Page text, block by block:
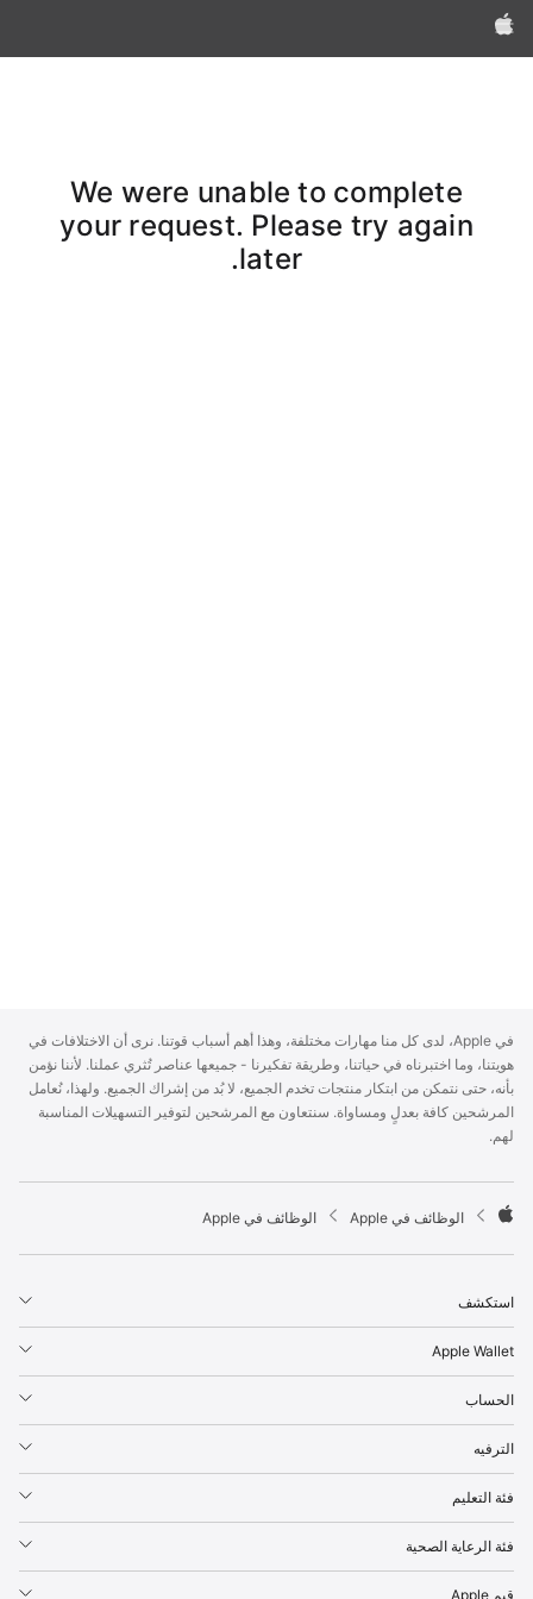
Apple‏
We were unable to complete
your request. Please try again
later.
p
p
l
e
F
o
t
r
في Apple، لدى كل منا مهارات مختلفة، وهذا أهم أسباب قوتنا. نرى أن الاختلافات في
هويتنا، وما اختبرناه في حياتنا، وطريقة تفكيرنا - جميعها عناصر تُثري عملنا. لأننا نؤمن
بأنه، حتى نتمكن من ابتكار منتجات تخدم الجميع، لا بُد من إشراك الجميع. ولهذا، نُعامل
المرشحين كافة بعدلٍ ومساواة. سنتعاون مع المرشحين لتوفير التسهيلات المناسبة
لهم.

p
l
e
الوظائف في Apple الوظائف في Apple
استكشف
Apple Wallet
الحساب
الترفيه
فئة التعليم
فئة الرعاية الصحية
قيم Apple